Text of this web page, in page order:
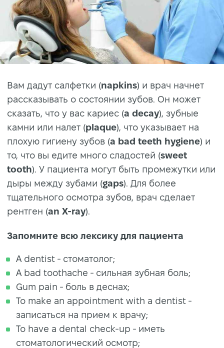
Вам дадут салфетки (napkins) и врач начнет
рассказывать о состоянии зубов. Он может
сказать, что у вас кариес (a decay), зубные
камни или налет (plaque), что указывает на
плохую гигиену зубов (a bad teeth hygiene) и
то, что вы едите много сладостей (sweet
tooth). У пациента могут быть промежутки или
дыры между зубами (gaps). Для более
тщательного осмотра зубов, врач сделает
рентген (an X-ray).
Запомните всю лексику для пациента
A dentist - стоматолог;
A bad toothache - сильная зубная боль;
Gum pain - боль в деснах;
To make an appointment with a dentist -
записаться на прием к врачу;
To have a dental check-up - иметь
стоматологический осмотр;